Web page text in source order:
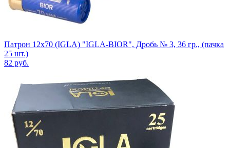
Патрон 12x70 (IGLA) "IGLA-BIOR", Дробь № 3, 36 гр., (пачка
25 шт.)
82 руб.